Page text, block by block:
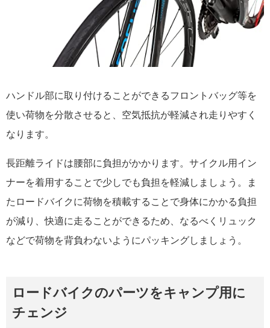
ハンドル部に取り付けることができるフロントバッグ等を
使い荷物を分散させると、空気抵抗が軽減され走りやすく
なります。
長距離ライドは腰部に負担がかかります。サイクル用イン
ナーを着用することで少しでも負担を軽減しましょう。ま
たロードバイクに荷物を積載することで身体にかかる負担
が減り、快適に走ることができるため、なるべくリュック
などで荷物を背負わないようにパッキングしましょう。
ロードバイクのパーツをキャンプ用に
チェンジ